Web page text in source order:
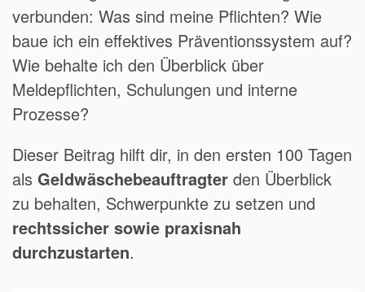
verbunden: Was sind meine Pflichten? Wie
baue ich ein effektives Präventionssystem auf?
Wie behalte ich den Überblick über
Meldepflichten, Schulungen und interne
Prozesse?
Dieser Beitrag hilft dir, in den ersten 100 Tagen
als Geldwäschebeauftragter den Überblick
zu behalten, Schwerpunkte zu setzen und
rechtssicher sowie praxisnah
durchzustarten.